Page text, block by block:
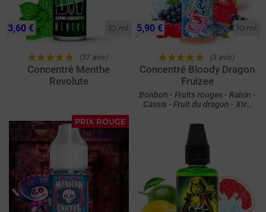
10 ml
(37 avis)
Concentré Menthe
Revolute
3,60 € 10 ml
(3 avis)
Concentré Bloody Dragon
Fruizee
Bonbon - Fruits rouges - Raisin -
Cassis - Fruit du dragon - Xtra
5,90 €
PRIX ROUGE